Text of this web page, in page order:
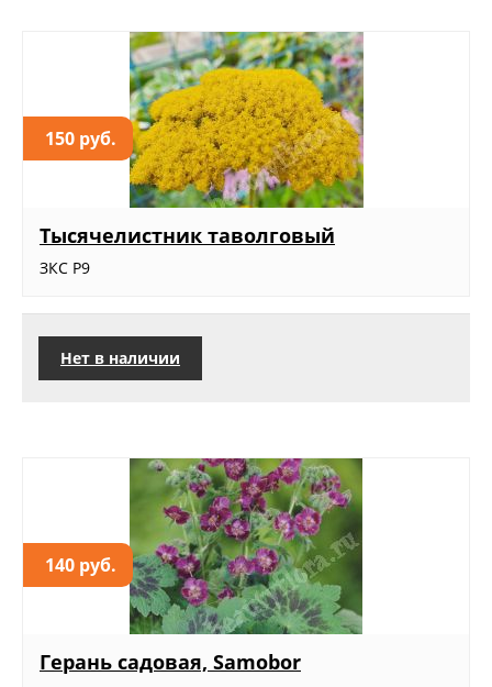
150 руб.
Тысячелистник таволговый
ЗКС Р9
Нет в наличии
140 руб.
Герань садовая, Samobor